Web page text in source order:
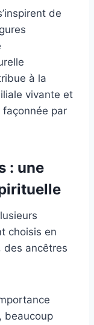
de
à la
vivante et
façonnée par
: une
choisis en
des ancêtres
beaucoup